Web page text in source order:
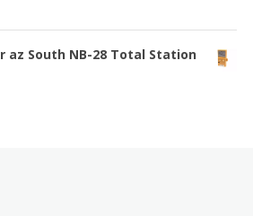
South NB-28 Total Station